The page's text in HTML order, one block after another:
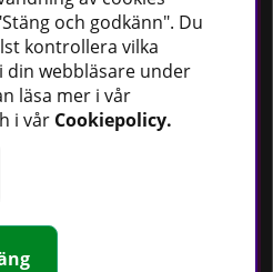
och godkänn". Du
kontrollera vilka
din webbläsare under
läsa mer i vår
i vår Cookiepolicy.